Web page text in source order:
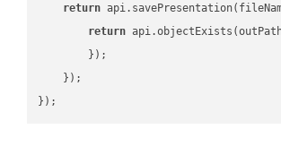
return
return
        });
    });